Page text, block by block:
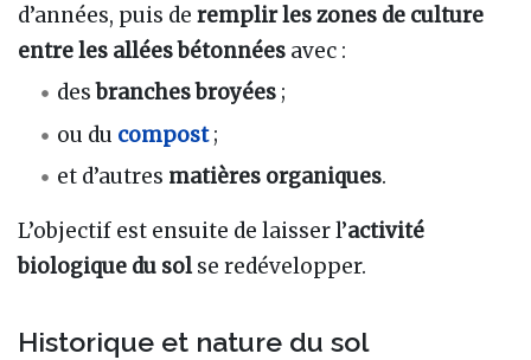
d’années, puis de remplir les zones de culture
entre les allées bétonnées avec :
desbranches broyées ;
ou du compost;
et d’autres matières organiques.
L’objectif est ensuite de laisser l’activité
biologique du solse redévelopper.
Historique et nature du sol